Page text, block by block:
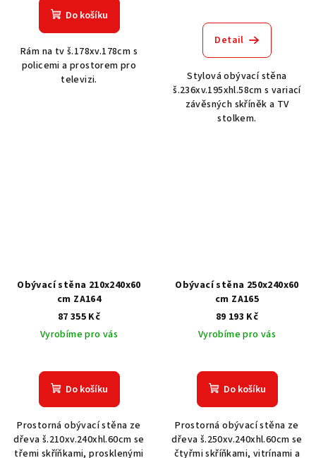
Do košíku
Rám na tv š.178xv.178cm s
policemi a prostorem pro
televizi.
Detail
Stylová obývací stěna
š.236xv.195xhl.58cm s variací
závěsných skříněk a TV
stolkem.
Obývací stěna 210x240x60
cm ZA164
87 355 Kč
Vyrobíme pro vás
Do košíku
Prostorná obývací stěna ze
dřeva š.210xv.240xhl.60cm se
třemi skříňkami, prosklenými
Obývací stěna 250x240x60
cm ZA165
89 193 Kč
Vyrobíme pro vás
Do košíku
Prostorná obývací stěna ze
dřeva š.250xv.240xhl.60cm se
čtyřmi skříňkami, vitrínami a